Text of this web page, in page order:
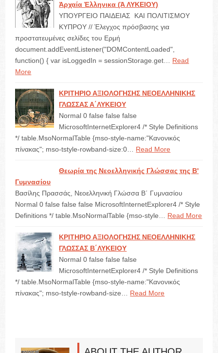
Ἀρχαία Ἑλληνικα (Ἀ ΛΥΚΕΙΟΥ)
ΥΠΟΥΡΓΕΙΟ ΠΑΙΔΕΙΑΣ ΚΑΙ ΠΟΛΙΤΙΣΜΟΥ
ΚΥΠΡΟΥ // Έλεγχος πρόσβασης για
προστατευμένες σελίδες του Ερμή
document.addEventListener("DOMContentLoaded",
function() { var isLoggedIn = sessionStorage.get…
Read
More
ΚΡΙΤΗΡΙΟ ΑΞΙΟΛΟΓΗΣΗΣ ΝΕΟΕΛΛΗΝΙΚΗΣ
ΓΛΩΣΣΑΣ Α΄ΛΥΚΕΙΟΥ
Normal 0 false false false
MicrosoftInternetExplorer4 /* Style Definitions
*/ table.MsoNormalTable {mso-style-name:"Κανονικός
πίνακας"; mso-tstyle-rowband-size:0…
Read More
Θεωρία της Νεοελληνικής Γλώσσας της Β'
Γυμνασίου
Βασίλης Πρασσάς, Νεοελληνική Γλώσσα Β΄ Γυμνασίου
Normal 0 false false false MicrosoftInternetExplorer4 /* Style
Definitions */ table.MsoNormalTable {mso-style…
Read More
ΚΡΙΤΗΡΙΟ ΑΞΙΟΛΟΓΗΣΗΣ ΝΕΟΕΛΛΗΝΙΚΗΣ
ΓΛΩΣΣΑΣ Β΄ΛΥΚΕΙΟΥ
Normal 0 false false false
MicrosoftInternetExplorer4 /* Style Definitions
*/ table.MsoNormalTable {mso-style-name:"Κανονικός
πίνακας"; mso-tstyle-rowband-size…
Read More